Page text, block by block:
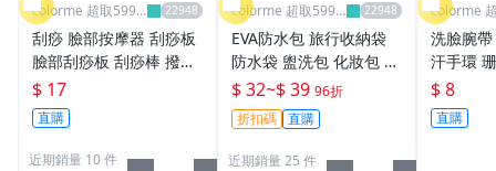
colorme 超取599
免運
刮痧 臉部按摩器 刮痧板
臉部刮痧板 刮痧棒 撥筋
棒 牛角刮痧板 撥筋 仿牛
角 牛角刮痧板 眼部按摩
臉部美容 【F075】Color
me
$ 17
直購
近期銷量 10 件
colorme 超取599
免運
EVA防水包 旅行收納袋
防水袋 盥洗包 化妝包 游
泳包 手提包 運動收納包
大容量 沙灘包 透明 防水
收納包 露營收納袋 洗漱
包【W080】Color_me
$ 32~$ 39 96折
折扣碼 直購
近期銷量 25 件
colorme
免運
洗臉腕
汗手環
入組 洗
臉手腕
神器 【
$ 8
直購